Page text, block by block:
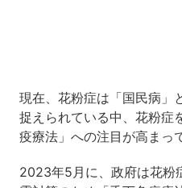
現在、花粉症は「国民病」
捉えられている中、花粉症
疫療法」への注目が高まっ
2023年5月に、政府は花粉